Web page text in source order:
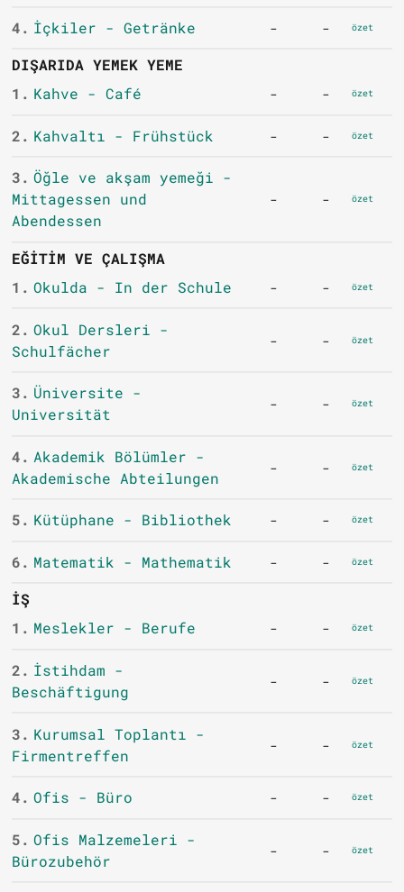
4. İçkiler - Getränke - - özet
DIŞARIDA YEMEK YEME
1. Kahve - Café - - özet
2. Kahvaltı - Frühstück - - özet
3. Öğle ve akşam yemeği -
Mittagessen und
Abendessen
- - özet
EĞITIM VE ÇALIŞMA
1. Okulda - In der Schule - - özet
2. Okul Dersleri -
Schulfächer
- - özet
3. Üniversite -
Universität
- - özet
4. Akademik Bölümler -
Akademische Abteilungen
- - özet
5. Kütüphane - Bibliothek - - özet
6. Matematik - Mathematik - - özet
İŞ
1. Meslekler - Berufe - - özet
2. İstihdam -
Beschäftigung
- - özet
3. Kurumsal Toplantı -
Firmentreffen
- - özet
4. Ofis - Büro - - özet
5. Ofis Malzemeleri -
Bürozubehör
- - özet